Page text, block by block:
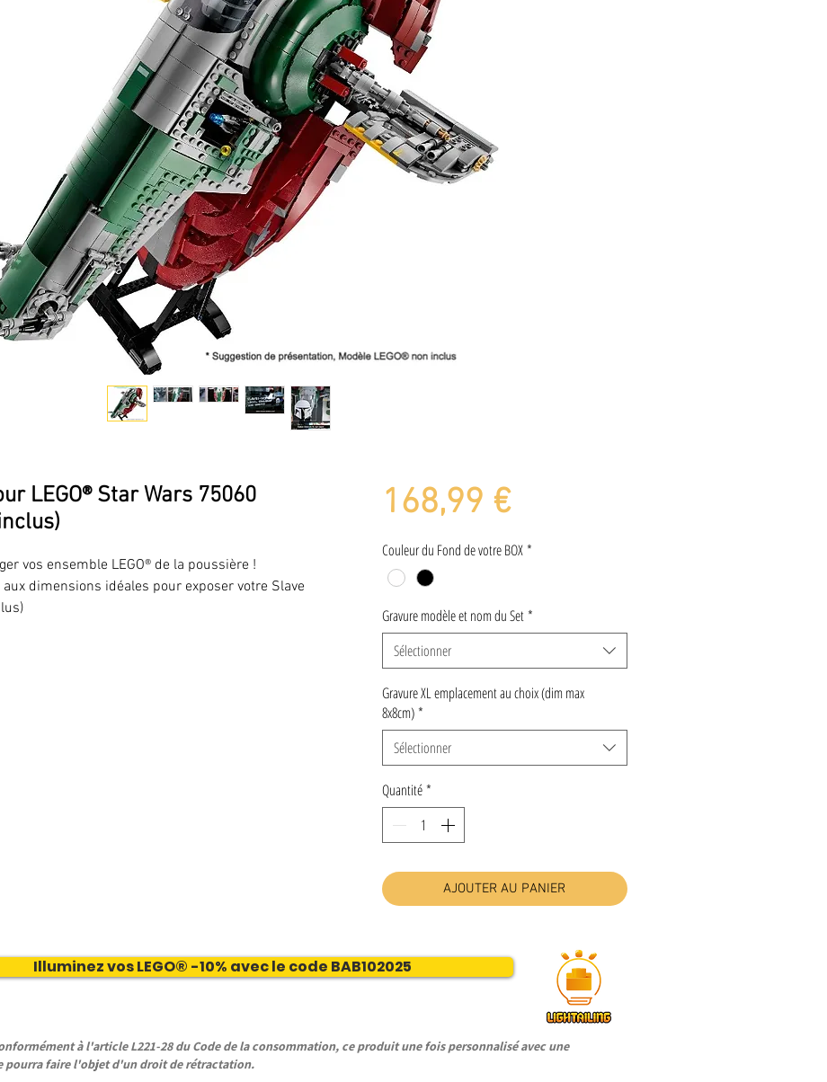
LEGO® Star Wars 75060
vos ensemble LEGO® de la poussière !
dimensions idéales pour exposer votre Slave
168,99 €Prix
Couleur du Fond de votre BOX*
Gravure modèle et nom du Set*
Sélectionner
Gravure XL emplacement au choix (dim max
8x8cm)*
Sélectionner
Quantité*
AJOUTER AU PANIER
Illuminez vos LEGO® -10% avec le code BAB102025
à l'article L221-28 du Code de la consommation, ce produit une fois personnalisé avec une
pourra faire l'objet d'un droit de rétractation.